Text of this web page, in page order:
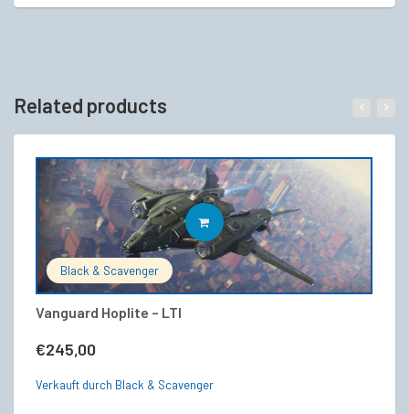
Related products
Black & Scavenger
Vanguard Hoplite – LTI
€245,00
IN DEN WARENKORB
Verkauft durch Black & Scavenger